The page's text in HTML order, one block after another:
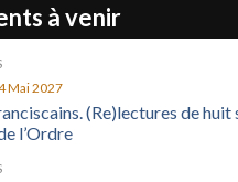
à venir
Mai 2027
(Re)lectures de huit
l’Ordre